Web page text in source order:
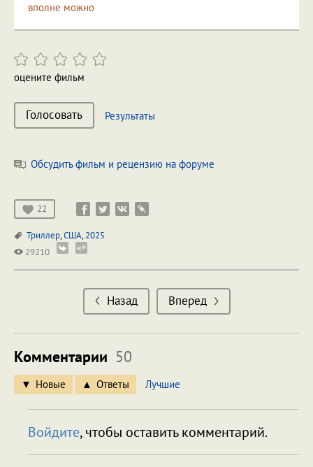
вполне можно
оцените фильм
Голосовать Результаты
Обсудить фильм и рецензию на форуме
22
Триллер,США,2025
29210
Назад Вперед
Комментарии 50
Новые Ответы Лучшие
Войдите, чтобы оставить комментарий.